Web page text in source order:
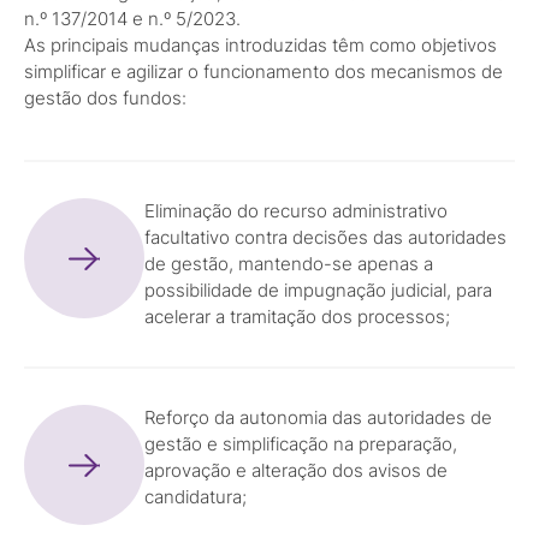
n.º 137/2014 e n.º 5/2023.
As principais mudanças introduzidas têm como objetivos
simplificar e agilizar o funcionamento dos mecanismos de
gestão dos fundos:
Eliminação do recurso administrativo
facultativo contra decisões das autoridades
de gestão, mantendo-se apenas a
possibilidade de impugnação judicial, para
acelerar a tramitação dos processos;
Reforço da autonomia das autoridades de
gestão e simplificação na preparação,
aprovação e alteração dos avisos de
candidatura;